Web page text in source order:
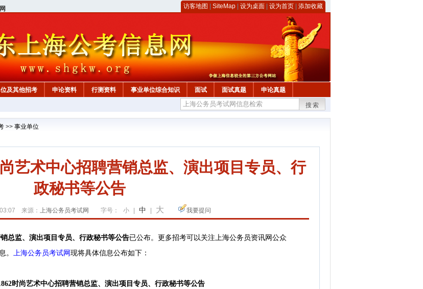
访客地图 SiteMap 设为桌面 设为首页 添加收藏
及其他招考 申论资料 行测资料 事业单位综合知识 面试 面试真题 申论真题
搜索
>> 事业单位
艺术中心招聘营销总监、演出项目专员、行
政秘书等公告
来源： 上海公务员考试网 字号： 小 中 大 我要提问
监、演出项目专员、行政秘书等公告已公布。 更多招考可以关注上海公务员资讯网公众
。 上海公务员考试网 现将具体信息公布如下：
时尚艺术中心招聘营销总监、演出项目专员、行政秘书等公告